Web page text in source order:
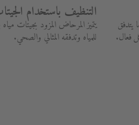
يتدفق
فعال.
التنظيف باستخدام
يتميز المرحاض المزود بجيتات
للمياه وتدفقه المثالي والصحي.